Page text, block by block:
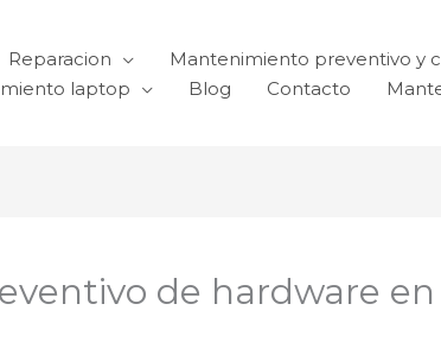
Reparacion Mantenimiento preventivo y
laptop
Blog Contacto
de hardware